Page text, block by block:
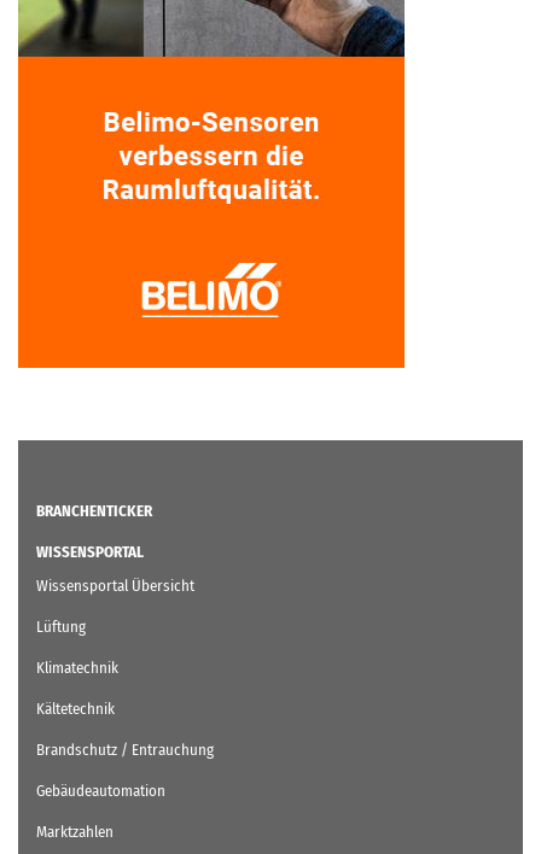
BRANCHENTICKER
WISSENSPORTAL
Wissensportal Übersicht
Lüftung
Klimatechnik
Kältetechnik
Brandschutz / Entrauchung
Gebäudeautomation
Marktzahlen